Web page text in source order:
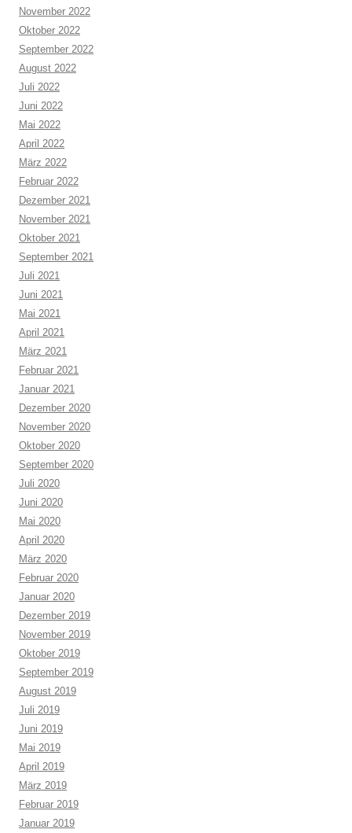
November 2022
Oktober 2022
September 2022
August 2022
Juli 2022
Juni 2022
Mai 2022
April 2022
März 2022
Februar 2022
Dezember 2021
November 2021
Oktober 2021
September 2021
Juli 2021
Juni 2021
Mai 2021
April 2021
März 2021
Februar 2021
Januar 2021
Dezember 2020
November 2020
Oktober 2020
September 2020
Juli 2020
Juni 2020
Mai 2020
April 2020
März 2020
Februar 2020
Januar 2020
Dezember 2019
November 2019
Oktober 2019
September 2019
August 2019
Juli 2019
Juni 2019
Mai 2019
April 2019
März 2019
Februar 2019
Januar 2019